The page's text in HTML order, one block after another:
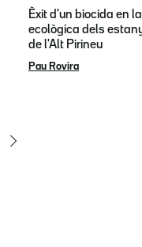
Èxit d'un biocida en
ecològica dels
de l'Alt Pirineu
Pau Rovira